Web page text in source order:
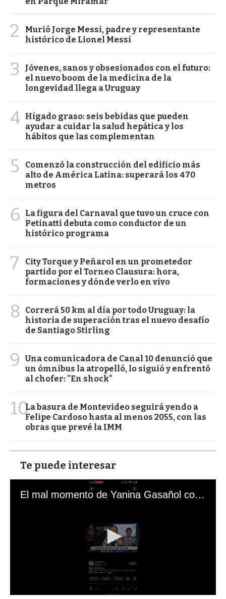
2
Murió Jorge Messi, padre y representante
histórico de Lionel Messi
3
Jóvenes, sanos y obsesionados con el futuro:
el nuevo boom de la medicina de la
longevidad llega a Uruguay
4 Hígado graso: seis bebidas que pueden
ayudar a cuidar la salud hepática y los
hábitos que las complementan
5
Comenzó la construcción del edificio más
alto de América Latina: superará los 470
metros
6
La figura del Carnaval que tuvo un cruce con
Petinatti debuta como conductor de un
histórico programa
7
City Torque y Peñarol en un prometedor
partido por el Torneo Clausura: hora,
formaciones y dónde verlo en vivo
8
Correrá 50 km al día por todo Uruguay: la
historia de superación tras el nuevo desafío
de Santiago Stirling
9
Una comunicadora de Canal 10 denunció que
un ómnibus la atropelló, lo siguió y enfrentó
al chofer: "En shock"
10La basura de Montevideo seguirá yendo a
Felipe Cardoso hasta al menos 2055, con las
obras que prevé la IMM
Te puede interesar
El mal momento de Yanina Gasañol con un hincha argentino en "Subrayado"